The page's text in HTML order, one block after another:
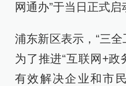
网通办”于当日正式启
浦东新区表示，“三
为了推进“互联网+政
有效解决企业和市